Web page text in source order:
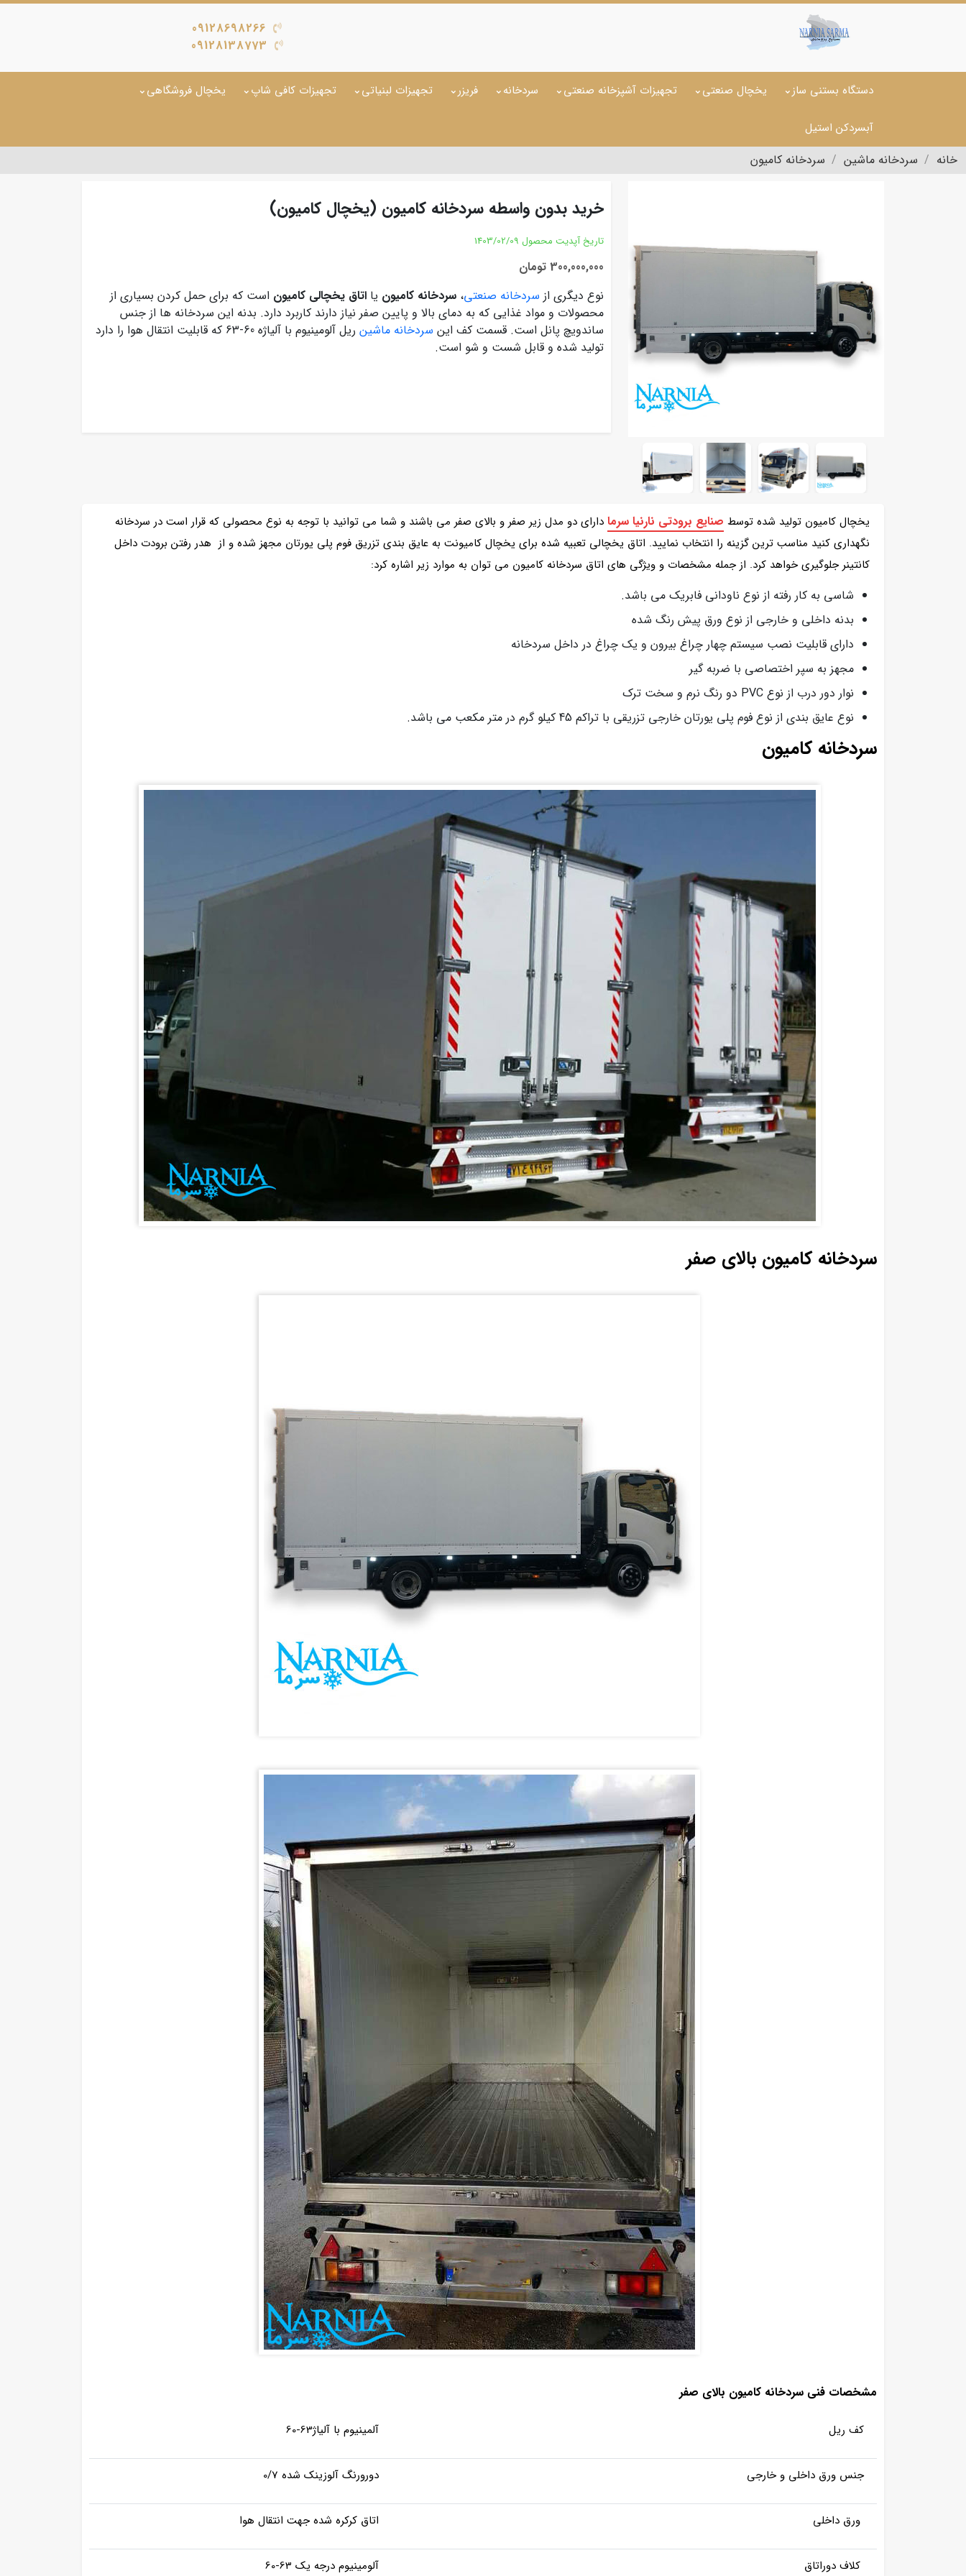
09128698266
09128138773
دستگاه بستنی ساز یخچال صنعتی تجهیزات آشپزخانه صنعتی سردخانه فریزر تجهیزات لبنیاتی تجهیزات کافی شاپ یخچال فروشگاهی
آبسردکن استیل
خانه سردخانه ماشین سردخانه کامیون
خرید بدون واسطه سردخانه کامیون (یخچال کامیون)
تاریخ آپدیت محصول 1403/02/09
300,000,000 تومان
نوع دیگری از سردخانه صنعتی، سردخانه کامیون یا اتاق یخچالی کامیون است که برای حمل کردن بسیاری از
محصولات و مواد غذایی که به دمای بالا و پایین صفر نیاز دارند کاربرد دارد. بدنه این سردخانه ها از جنس
ساندویچ پانل است. قسمت کف این سردخانه ماشین
ریل آلومینیوم با آلیاژه 60-63 که قابلیت انتقال هوا را دارد
تولید شده و قابل شست و شو است.
یخچال کامیون تولید شده توسط صنایع برودتی نارنیا سرما دارای دو مدل زیر صفر و بالای صفر می باشند و شما می توانید با توجه به نوع محصولی که قرار است در سردخانه
نگهداری کنید مناسب ترین گزینه را انتخاب نمایید. اتاق یخچالی تعبیه شده برای یخچال کامیونت به عایق بندی تزریق فوم پلی یورتان مجهز شده و از هدر رفتن برودت داخل
کانتینر جلوگیری خواهد کرد. از جمله مشخصات و ویژگی های اتاق سردخانه کامیون می توان به موارد زیر اشاره کرد:
شاسی به کار رفته از نوع ناودانی فابریک می باشد.
بدنه داخلی و خارجی از نوع ورق پیش رنگ شده
دارای قابلیت نصب سیستم چهار چراغ بیرون و یک چراغ در داخل سردخانه
مجهز به سپر اختصاصی با ضربه گیر
نوار دور درب از نوع PVC دو رنگ نرم و سخت ترک
نوع عایق بندی از نوع فوم پلی یورتان خارجی تزریقی با تراکم 45 کیلو گرم در متر مکعب می باشد.
سردخانه کامیون
سردخانه کامیون بالای صفر
مشخصات فنی سردخانه کامیون بالای صفر
کف ریل آلمینیوم با آلیاژ63-60
جنس ورق داخلی و خارجی دورورنگ آلوزینک شده 0/7
ورق داخلی اتاق کرکره شده جهت انتقال هوا
کلاف دوراتاق آلومینیوم درجه یک 63-60